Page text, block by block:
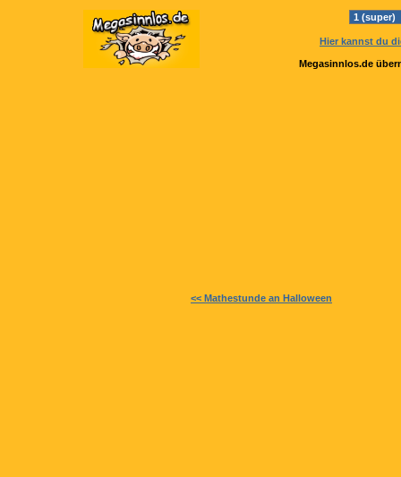
Hier kannst du
Megasinnlos.de
<< Mathestunde an Halloween